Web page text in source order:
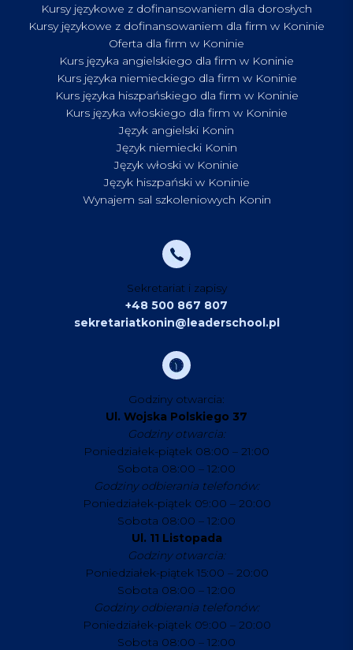
Kursy językowe z dofinansowaniem dla dorosłych
Kursy językowe z dofinansowaniem dla firm w Koninie
Oferta dla firm w Koninie
Kurs języka angielskiego dla firm w Koninie
Kurs języka niemieckiego dla firm w Koninie
Kurs języka hiszpańskiego dla firm w Koninie
Kurs języka włoskiego dla firm w Koninie
Język angielski Konin
Język niemiecki Konin
Język włoski w Koninie
Język hiszpański w Koninie
Wynajem sal szkoleniowych Konin
Sekretariat i zapisy
+48 500 867 807
sekretariatkonin@leaderschool.pl
Godziny otwarcia:
Ul. Wojska Polskiego 37
Godziny otwarcia:
Poniedziałek-piątek 08:00 – 21:00
Sobota 08:00 – 12:00
Godziny odbierania telefonów:
Poniedziałek-piątek 09:00 – 20:00
Sobota 08:00 – 12:00
Ul. 11 Listopada
Godziny otwarcia:
Poniedziałek-piątek 15:00 – 20:00
Sobota 08:00 – 12:00
Godziny odbierania telefonów:
Poniedziałek-piątek 09:00 – 20:00
Sobota 08:00 – 12:00